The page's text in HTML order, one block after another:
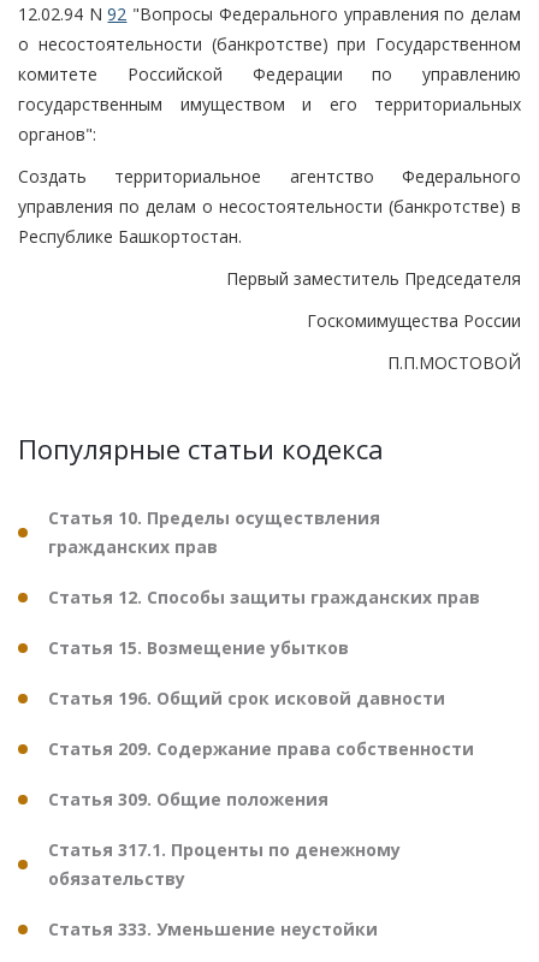
12.02.94 N92 "Вопросы Федерального управления по делам
о несостоятельности (банкротстве) при Государственном
комитете Российской Федерации по управлению
государственным имуществом и его территориальных
органов":
Создать территориальное агентство Федерального
управления по делам о несостоятельности (банкротстве) в
Республике Башкортостан.
Первый заместитель Председателя
Госкомимущества России
П.П.МОСТОВОЙ
Популярные статьи кодекса
Статья 10. Пределы осуществления
гражданских прав
Статья 12. Способы защиты гражданских прав
Статья 15. Возмещение убытков
Статья 196. Общий срок исковой давности
Статья 209. Содержание права собственности
Статья 309. Общие положения
Статья 317.1. Проценты по денежному
обязательству
Статья 333. Уменьшение неустойки